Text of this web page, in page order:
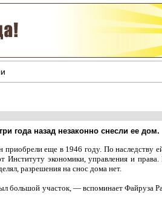
года назад незаконно снесли ее дом.
еще в 1946 году. По наследству
экономики, управления и
разрешения на снос дома нет.
большой участок, — вспоминает Файруза